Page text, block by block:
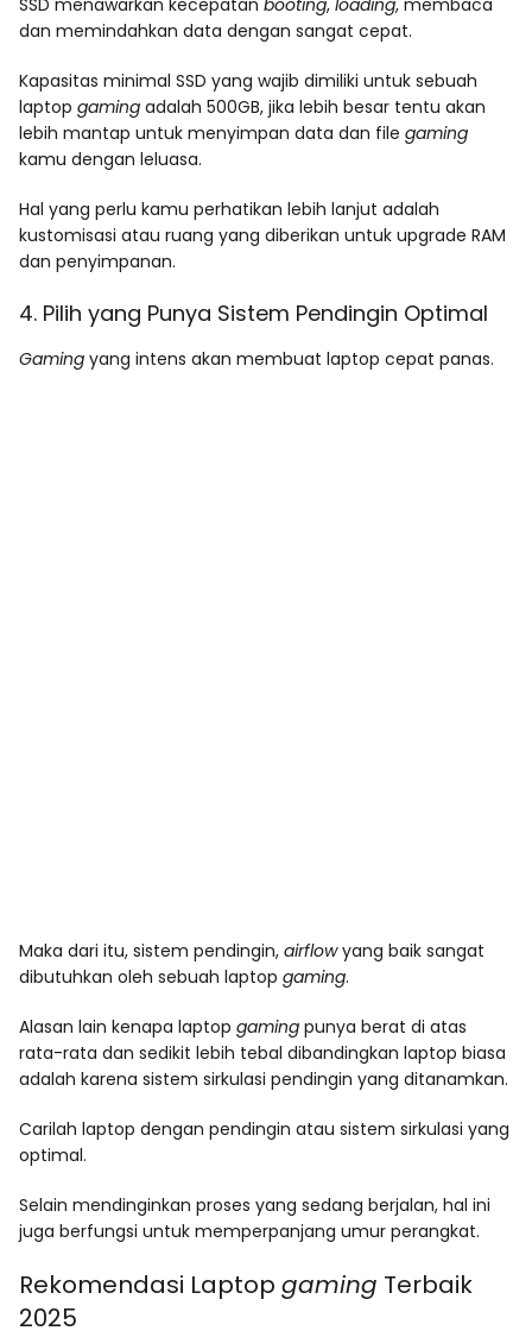
dan memindahkan data dengan sangat cepat.
Kapasitas minimal SSD yang wajib dimiliki untuk sebuah
laptop gaming adalah 500GB, jika lebih besar tentu akan
lebih mantap untuk menyimpan data dan file gaming
kamu dengan leluasa.
Hal yang perlu kamu perhatikan lebih lanjut adalah
kustomisasi atau ruang yang diberikan untuk upgrade RAM
dan penyimpanan.
4. Pilih yang Punya Sistem Pendingin Optimal
Gaming yang intens akan membuat laptop cepat panas.
Maka dari itu, sistem pendingin, airflowyang baik sangat
dibutuhkan oleh sebuah laptop gaming.
Alasan lain kenapa laptop gaming punya berat di atas
rata-rata dan sedikit lebih tebal dibandingkan laptop biasa
adalah karena sistem sirkulasi pendingin yang ditanamkan.
Carilah laptop dengan pendingin atau sistem sirkulasi yang
optimal.
Selain mendinginkan proses yang sedang berjalan, hal ini
juga berfungsi untuk memperpanjang umur perangkat.
Rekomendasi Laptop gaming Terbaik
2025